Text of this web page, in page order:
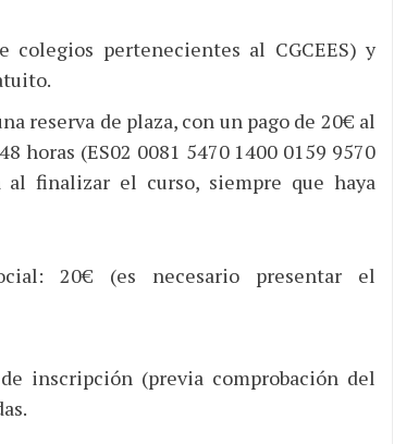
colegios pertenecientes al CGCEES) y
reserva de plaza, con un pago de 20€ al
horas (ES02 0081 5470 1400 0159 9570
al finalizar el curso, siempre que haya
20€ (es necesario presentar el
inscripción (previa comprobación del